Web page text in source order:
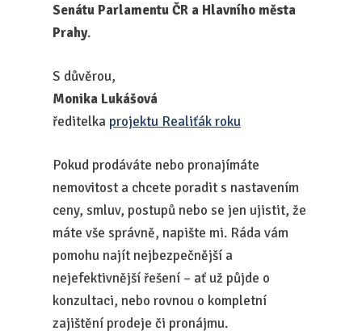
Senátu Parlamentu ČR a Hlavního města
Prahy.
S důvěrou,
Monika Lukášová
ředitelka projektu Realiťák roku
Pokud prodáváte nebo pronajímáte
nemovitost a chcete poradit s nastavením
ceny, smluv, postupů nebo se jen ujistit, že
máte vše správně, napište mi. Ráda vám
pomohu najít nejbezpečnější a
nejefektivnější řešení – ať už půjde o
konzultaci, nebo rovnou o kompletní
zajištění prodeje či pronájmu.